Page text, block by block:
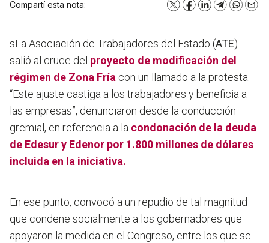
Compartí esta nota: X Facebook
LinkedInTelegram
sLa Asociación de Trabajadores del Estado (ATE)
salió al cruce del proyecto de modificación del
régimen de Zona Fría con un llamado a la protesta.
“Este ajuste castiga a los trabajadores y beneficia a
las empresas”, denunciaron desde la conducción
gremial, en referencia a la condonación de la deuda
de Edesur y Edenor por 1.800 millones de dólares
incluida en la iniciativa.
En ese punto, convocó a un repudio de tal magnitud
que condene socialmente a los gobernadores que
apoyaron la medida en el Congreso, entre los que se